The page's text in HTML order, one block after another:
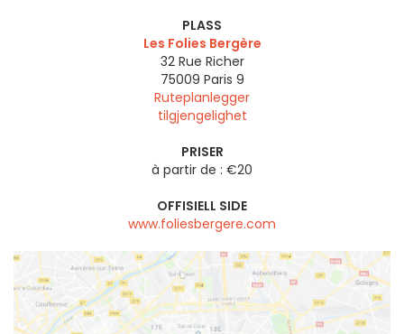
PLASS
Les Folies Bergère
32 Rue Richer
75009 Paris 9
Ruteplanlegger
tilgjengelighet
PRISER
à partir de : €20
OFFISIELL SIDE
www.foliesbergere.com